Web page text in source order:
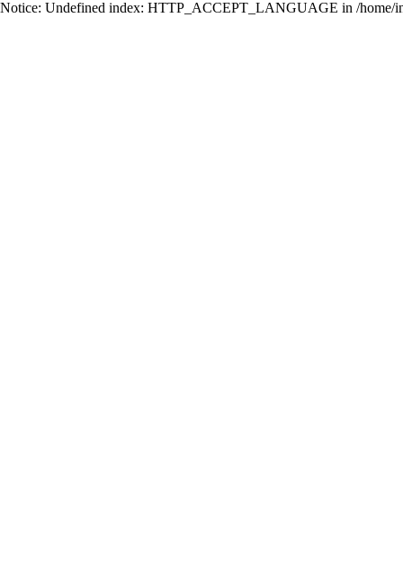
Notice: Undefined index: HTTP_ACCEPT_LANGUAGE in /home/